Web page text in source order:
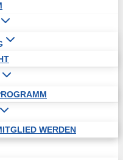
WERDEN